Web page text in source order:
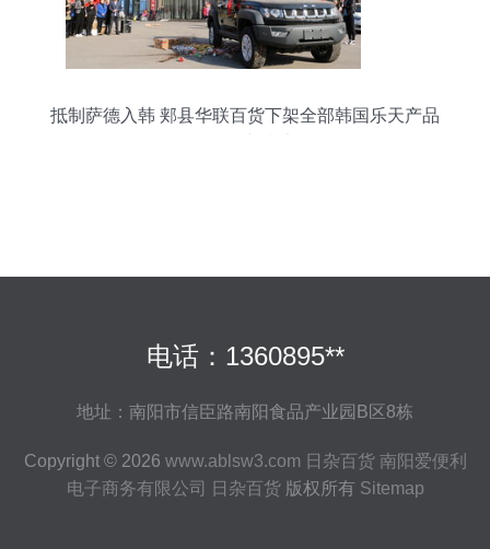
抵制萨德入韩 郏县华联百货下架全部韩国乐天产品
电话：1360895**
地址：南阳市信臣路南阳食品产业园B区8栋
Copyright © 2026 www.ablsw3.com 日杂百货 南阳爱便利
电子商务有限公司
日杂百货版权所有 Sitemap